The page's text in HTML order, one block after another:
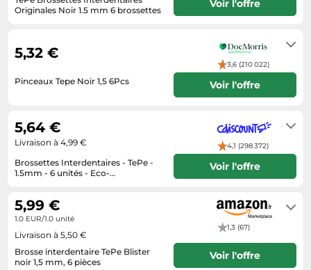
Taille-haies
Textiles de maison
Tondeuses
Tuyaux d'arrosage
Éclairage
Éviers
Informatique
Lave-linge
Montres connectées
Objectifs photo
Photo
Plaques de cuisson
Reflex numériques
Robots de cuisine
Réfrigérateurs
Vélos
Vêtements de sport
Originales Noir 1.5 mm 6 brossettes
Voir l'offre
Pinceaux Tepe Noir 1,5 6Pcs
3,6 (210 022)
5,32 €
Voir l'offre
Brossettes Interdentaires - TePe -
1.5mm - 6 unités - Eco-
4,1 (298 372)
5,64 €
Livraison à 4,99 €
Voir l'offre
Brosse interdentaire TePe Blister
noir 1,5 mm, 6 pièces
1,3 (67)
5,99 €
1.0 EUR/1.0 unité
Livraison à 5,50 €
Voir l'offre